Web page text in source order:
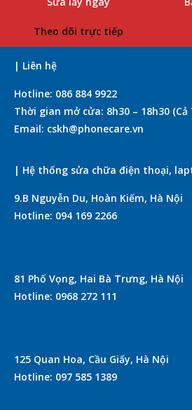
Theo dõi trực tiếp
| Liên hệ
Hotline: 086 884 9922
Thời gian mở cửa: 8h30 – 18h30 (Cả
Email: cskh@phonecare.vn
| Hệ thống sửa chữa điện thoại,
9.B Nguyễn Du, Hoàn Kiếm, Hà Nội
Hotline: 094 169 2266
81 Phố Vọng, Hai Bà Trưng, Hà Nội
Hotline: 0968 272 111
125 Quan Hoa, Cầu Giấy, Hà Nội
Hotline: 097 585 1389